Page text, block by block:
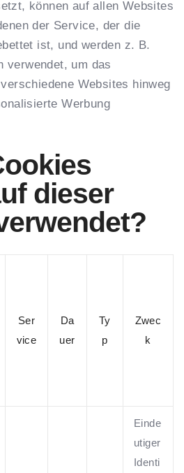
können auf allen Websites
der Service, der die
ist, und werden z. B.
verwendet, um das
Websites hinweg
Werbung
dieser
Ser
vice
Da
uer
Ty
p
Zwec
k
Einde
utiger
Identi